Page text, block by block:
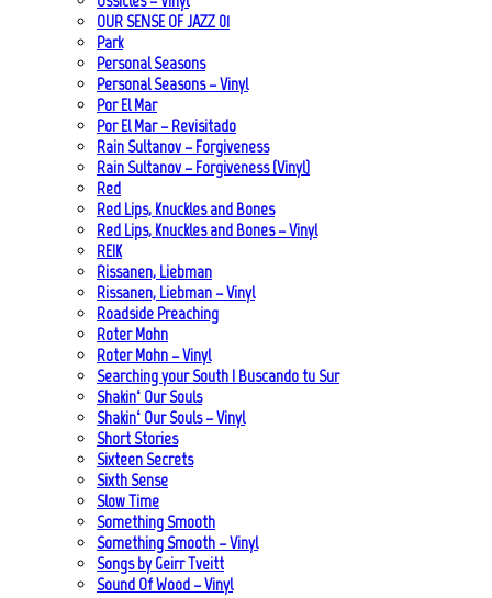
OUR SENSE OF JAZZ_01
Park
Personal Seasons
Personal Seasons – Vinyl
Por El Mar
Por El Mar – Revisitado
Rain Sultanov – Forgiveness
Rain Sultanov – Forgiveness (Vinyl)
Red
Red Lips, Knuckles and Bones
Red Lips, Knuckles and Bones – Vinyl
REIK
Rissanen, Liebman
Rissanen, Liebman – Vinyl
Roadside Preaching
Roter Mohn
Roter Mohn – Vinyl
Searching your South | Buscando tu Sur
Shakin‘ Our Souls
Shakin‘ Our Souls – Vinyl
Short Stories
Sixteen Secrets
Sixth Sense
Slow Time
Something Smooth
Something Smooth – Vinyl
Songs by Geirr Tveitt
Sound Of Wood – Vinyl